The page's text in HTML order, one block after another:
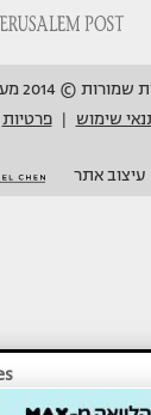
2014 מעריב און ליין בע"מ.
שימוש
פרטיות
עיצוב אתר
Sport1 content